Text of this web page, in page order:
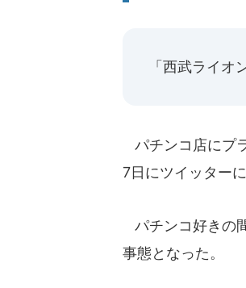
「西武ライオ
パチンコ店にプ
7日にツイッター
パチンコ好きの
事態となった。